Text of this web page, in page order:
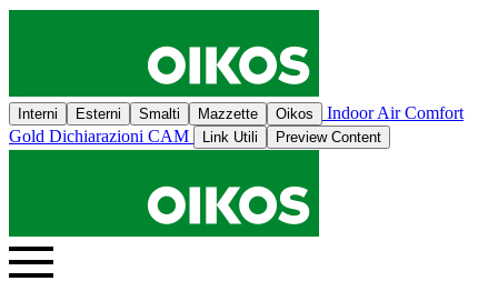
Interni Esterni Smalti Mazzette Oikos
Indoor Air Comfort
Gold Dichiarazioni CAM Link Utili Preview Content